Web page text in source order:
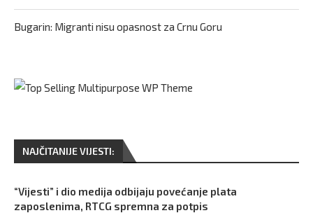
Bugarin: Migranti nisu opasnost za Crnu Goru
NAJČITANIJE VIJESTI:
“Vijesti” i dio medija odbijaju povećanje plata
zaposlenima, RTCG spremna za potpis